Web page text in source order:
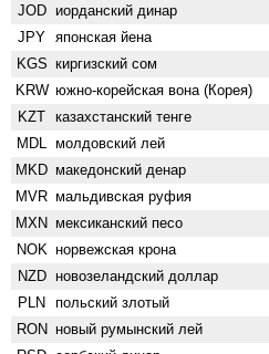
JOD иорданский динар
JPY японская йена
KGS киргизский сом
KRW южно-корейская вона (Корея)
KZT казахстанский тенге
MDL молдовский лей
MKD македонский денар
MVR мальдивская руфия
MXN мексиканский песо
NOK норвежская крона
NZD ново­зеландский доллар
PLN польский злотый
RON новый румынский лей